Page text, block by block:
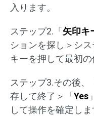
入ります。
ステップ2.「 矢印キ
ションを探し＞シ
キーを押して最初の
ステップ3.その後、
存して終了＞「 Yes
して操作を確定しま